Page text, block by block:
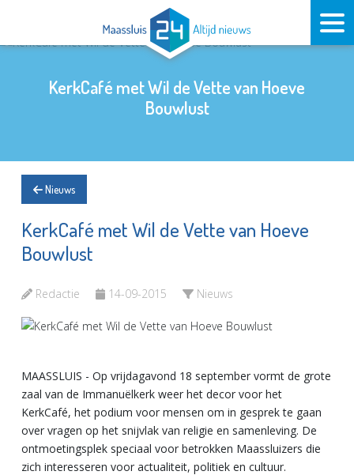
KerkCafé met Wil de Vette van Hoeve
Bouwlust
Nieuws
KerkCafé met Wil de Vette van Hoeve
Bouwlust
Redactie 14-09-2015 Nieuws
MAASSLUIS - Op vrijdagavond 18 september vormt de grote
zaal van de Immanuëlkerk weer het decor voor het
KerkCafé, het podium voor mensen om in gesprek te gaan
over vragen op het snijvlak van religie en samenleving. De
ontmoetingsplek speciaal voor betrokken Maassluizers die
zich interesseren voor actualiteit, politiek en cultuur.